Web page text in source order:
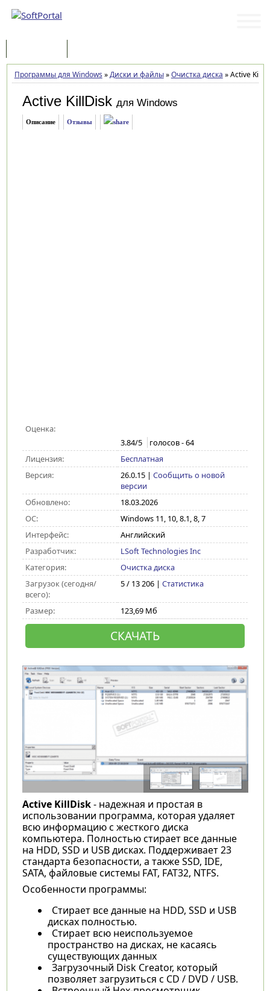
Программы для Windows »Диски и файлы»Очистка диска »Active
Active KillDisk для Windows
Описание Отзывы
Оценка:
3.84/5 голосов -64
Лицензия:
Бесплатная
Версия:
26.0.15| Сообщить о новой
версии
Обновлено:
18.03.2026
ОС:
Windows 11, 10, 8.1, 8, 7
Интерфейс:
Английский
Разработчик:
LSoft Technologies Inc
Категория:
Очистка диска
Загрузок (сегодня/
всего):
5 / 13 206 | Статистика
Размер: 123,69 Мб
СКАЧАТЬ
Active KillDisk- надежная и простая в
использовании программа, которая удаляет
всю информацию с жесткого диска
компьютера. Полностью стирает все данные
на HDD, SSD и USB дисках. Поддерживает 23
стандарта безопасности, а также SSD, IDE,
SATA, файловые системы FAT, FAT32, NTFS.
Особенности программы:
Стирает все данные на HDD, SSD и USB
дисках полностью.
Стирает всю неиспользуемое
пространство на дисках, не касаясь
существующих данных
Загрузочный Disk Creator, который
позволяет загрузиться с CD / DVD / USB.